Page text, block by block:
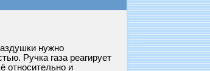
нужно
Ручка газа реагирует
относительно и